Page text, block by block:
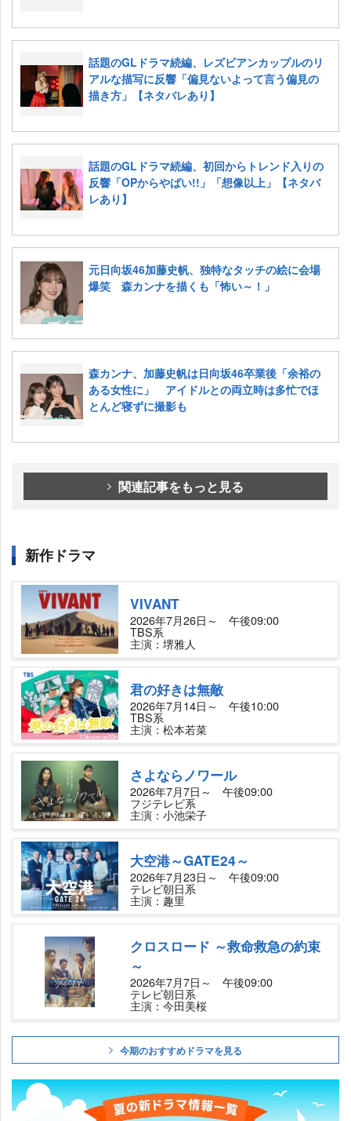
話題のGLドラマ続編、レズビアンカップルのリ
アルな描写に反響「偏見ないよって言う偏見の
描き方」【ネタバレあり】
話題のGLドラマ続編、初回からトレンド入りの
反響「OPからやばい!!」「想像以上」【ネタバ
レあり】
元日向坂46加藤史帆、独特なタッチの絵に会場
爆笑 森カンナを描くも「怖い～！」
森カンナ、加藤史帆は日向坂46卒業後「余裕の
ある女性に」 アイドルとの両立時は多忙でほ
とんど寝ずに撮影も
関連記事をもっと見る
新作ドラマ
VIVANT
2026年7月26日～ 午後09:00
TBS系
主演：堺雅人
君の好きは無敵
2026年7月14日～ 午後10:00
TBS系
主演：松本若菜
さよならノワール
2026年7月7日～ 午後09:00
フジテレビ系
主演：小池栄子
大空港～GATE24～
2026年7月23日～ 午後09:00
テレビ朝日系
主演：趣里
クロスロード ～救命救急の約束
～
2026年7月7日～ 午後09:00
テレビ朝日系
主演：今田美桜
今期のおすすめドラマを見る